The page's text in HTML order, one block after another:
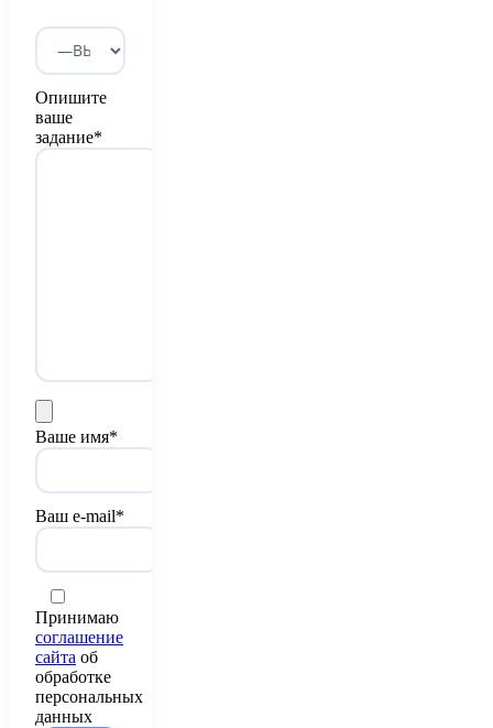
Опишите
ваше
задание*
Ваше имя*
Ваш e-mail*
Принимаю
соглашение
сайта об
обработке
персональных
данных